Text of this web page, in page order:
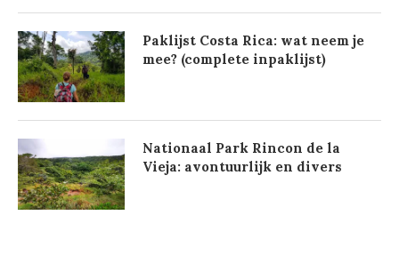
Paklijst Costa Rica: wat neem je
mee? (complete inpaklijst)
Nationaal Park Rincon de la
Vieja: avontuurlijk en divers